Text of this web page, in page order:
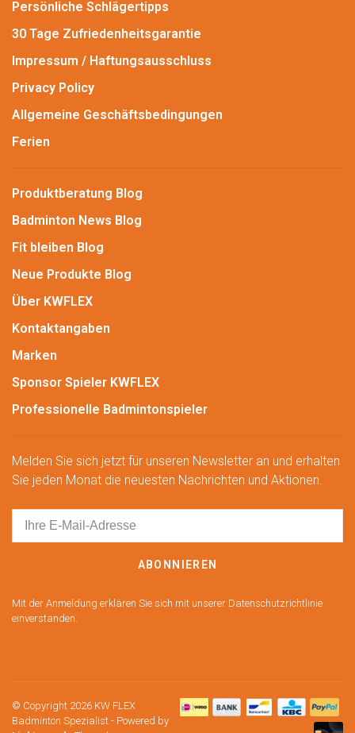
Persönliche Schlägertipps
30 Tage Zufriedenheitsgarantie
Impressum / Haftungsausschluss
Privacy Policy
Allgemeine Geschäftsbedingungen
Ferien
Produktberatung Blog
Badminton News Blog
Fit bleiben Blog
Neue Produkte Blog
Über KWFLEX
Kontaktangaben
Marken
Sponsor Spieler KWFLEX
Professionelle Badmintonspieler
Melden Sie sich jetzt für unseren Newsletter an und erhalten
Sie jeden Monat die neuesten Nachrichten und Aktionen.
ABONNIEREN
Mit der Anmeldung erklären Sie sich mit unserer Datenschutzrichtlinie
einverstanden.
© Copyright 2026 KW FLEX
Badminton Spezialist - Powered by